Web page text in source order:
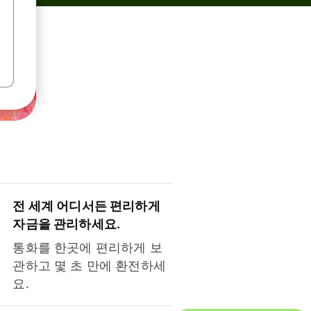
전 세계 어디서든 편리하게
자금을 관리하세요.
통화를 한곳에 편리하게 보
관하고 몇 초 만에 환전하세
요.